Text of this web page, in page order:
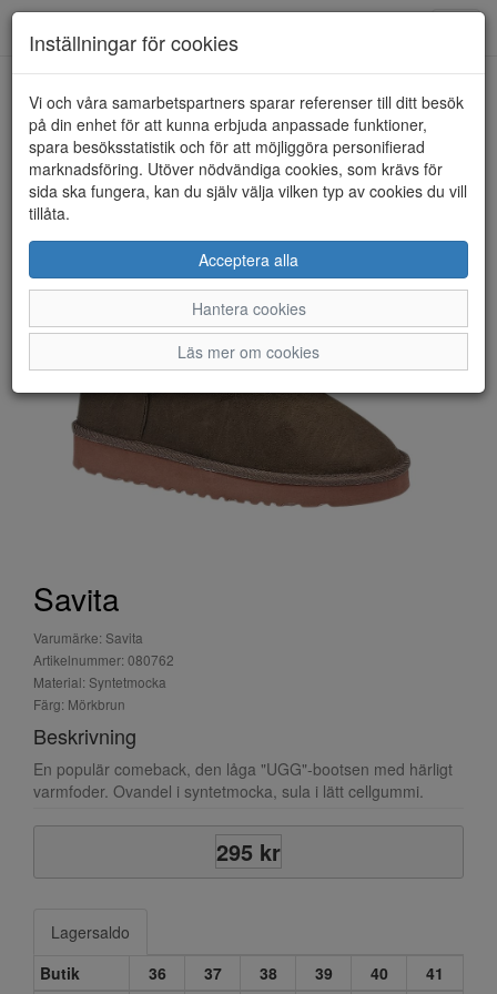
HEM SAVITA
Savita
Varumärke: Savita
Artikelnummer: 080762
Material: Syntetmocka
Färg: Mörkbrun
Beskrivning
En populär comeback, den låga "UGG"-bootsen med härligt
varmfoder. Ovandel i syntetmocka, sula i lätt cellgummi.
295 kr
Lagersaldo
Butik
36 37 38 39 40 41
Inställningar för cookies
Vi och våra samarbetspartners sparar referenser till ditt besök
på din enhet för att kunna erbjuda anpassade funktioner,
spara besöksstatistik och för att möjliggöra personifierad
marknadsföring. Utöver nödvändiga cookies, som krävs för
sida ska fungera, kan du själv välja vilken typ av cookies du vill
tillåta.
Acceptera alla
Hantera cookies
Läs mer om cookies